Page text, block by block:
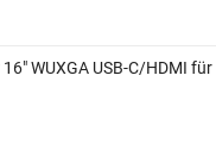
WUXGA USB-C/HDMI